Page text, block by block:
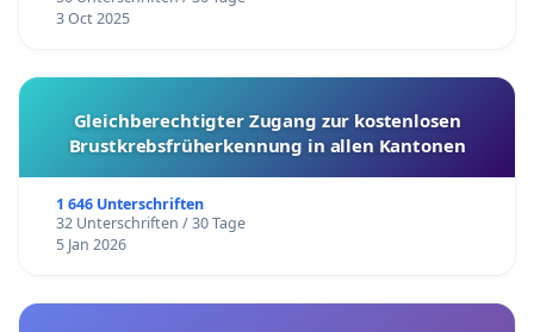
3 Oct 2025
Gleichberechtigter Zugang zur kostenlosen
Brustkrebsfrüherkennung in allen Kantonen
1 646 Unterschriften
32 Unterschriften / 30 Tage
5 Jan 2026